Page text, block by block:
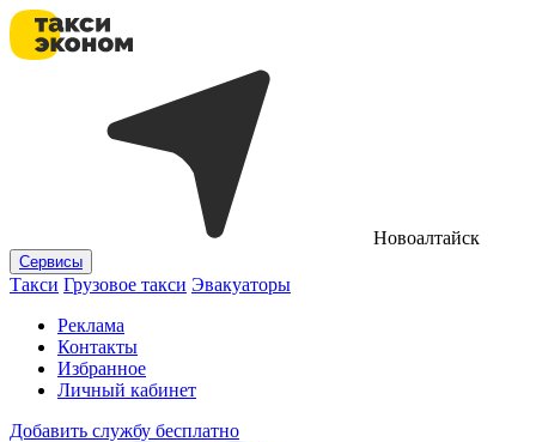
Новоалтайск
Сервисы
Такси Грузовое такси Эвакуаторы
Реклама
Контакты
Избранное
Личный кабинет
Добавить службу бесплатно